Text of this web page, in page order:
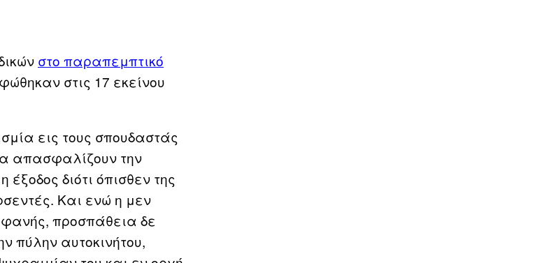
στο παραπεμπτικό
στις 17 εκείνου
εις τους σπουδαστάς
απασφαλίζουν την
διότι όπισθεν της
Και ενώ η μεν
προσπάθεια δε
πύλην αυτοκινήτου,